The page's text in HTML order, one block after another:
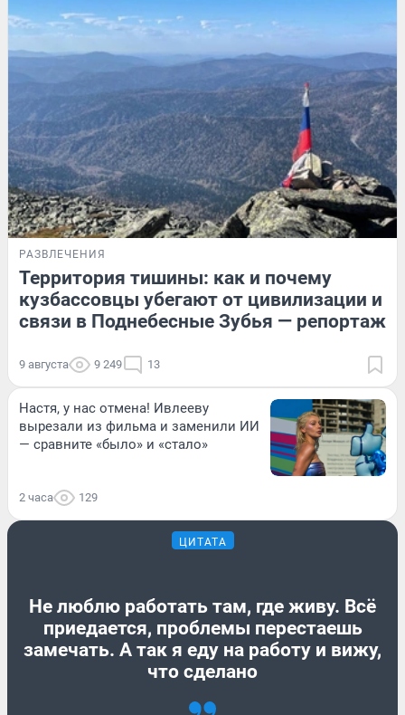
РАЗВЛЕЧЕНИЯ
Территория тишины: как и почему
кузбассовцы убегают от цивилизации и
связи в Поднебесные Зубья — репортаж
9 августа 9 249 13
Настя, у нас отмена! Ивлееву
вырезали из фильма и заменили ИИ
— сравните «было» и «стало»
2 часа 129
ЦИТАТА
Не люблю работать там, где живу. Всё
приедается, проблемы перестаешь
замечать. А так я еду на работу и вижу,
что сделано